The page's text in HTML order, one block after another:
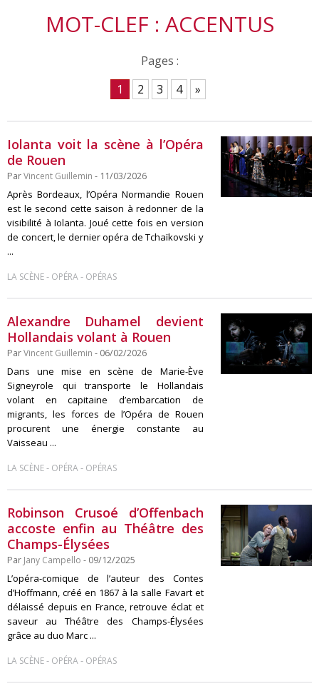
MOT-CLEF : ACCENTUS
Pages :
1
2 3 4 »
Iolanta voit la scène à l’Opéra
de Rouen
ParVincent Guillemin - 11/03/2026
Après Bordeaux, l’Opéra Normandie Rouen
est le second cette saison à redonner de la
visibilité à Iolanta. Joué cette fois en version
de concert, le dernier opéra de Tchaïkovski y
...
LA SCÈNE- OPÉRA- OPÉRAS
Alexandre Duhamel devient
Hollandais volant à Rouen
ParVincent Guillemin - 06/02/2026
Dans une mise en scène de Marie-Ève
Signeyrole qui transporte le Hollandais
volant en capitaine d’embarcation de
migrants, les forces de l’Opéra de Rouen
procurent une énergie constante au
Vaisseau ...
LA SCÈNE- OPÉRA- OPÉRAS
Robinson Crusoé d’Offenbach
accoste enfin au Théâtre des
Champs-Élysées
Par Jany Campello - 09/12/2025
L’opéra-comique de l’auteur des Contes
d’Hoffmann, créé en 1867 à la salle Favart et
délaissé depuis en France, retrouve éclat et
saveur au Théâtre des Champs-Élysées
grâce au duo Marc ...
LA SCÈNE- OPÉRA- OPÉRAS